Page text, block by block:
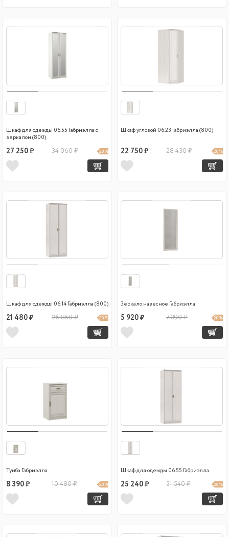
Шкаф для одежды 06.55 Габриэлла с
зеркалом (800)
27 250 ₽ 34 060 ₽ 20 %
Шкаф угловой 06.23 Габриэлла (800)
22 750 ₽ 28 430 ₽ 20 %
Шкаф для одежды 06.14 Габриэлла (800)
21 480 ₽ 26 850 ₽ 20 %
Зеркало навесное Габриэлла
5 920 ₽ 7 390 ₽ 20 %
Тумба Габриэлла
8 390 ₽ 10 480 ₽ 20 %
Шкаф для одежды 06.55 Габриэлла
25 240 ₽ 31 540 ₽ 20 %